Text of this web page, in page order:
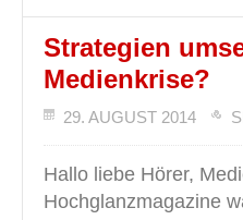
Strategien
Medienkrise?
29. AUGUST 2014
Hallo liebe Hörer,
Hochglanzmagazine